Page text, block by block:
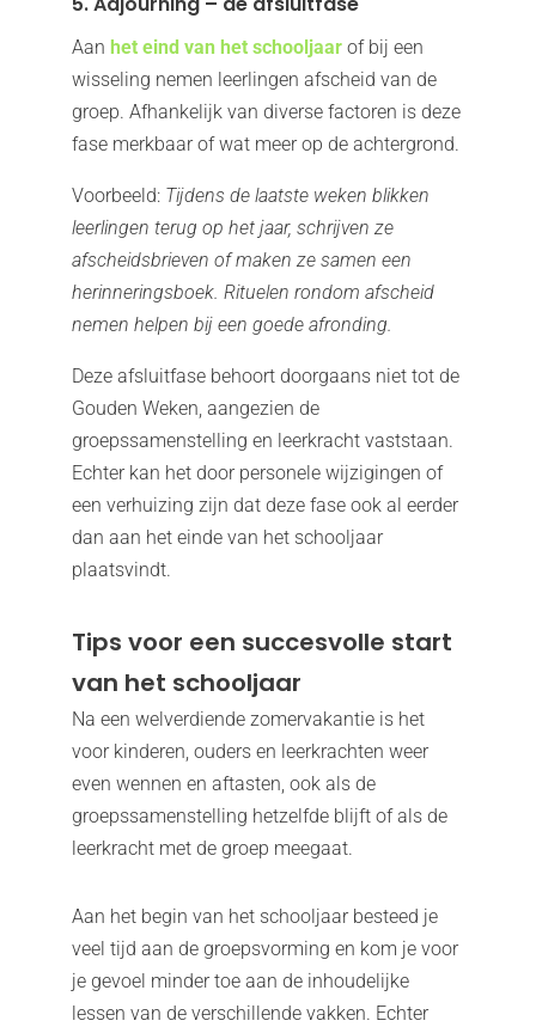
Aan het eind van het schooljaarof bij een
wisseling nemen leerlingen afscheid van de
groep. Afhankelijk van diverse factoren is deze
fase merkbaar of wat meer op de achtergrond.
Voorbeeld: Tijdens de laatste weken blikken
leerlingen terug op het jaar, schrijven ze
afscheidsbrieven of maken ze samen een
herinneringsboek. Rituelen rondom afscheid
nemen helpen bij een goede afronding.
Deze afsluitfase behoort doorgaans niet tot de
Gouden Weken, aangezien de
groepssamenstelling en leerkracht vaststaan.
Echter kan het door personele wijzigingen of
een verhuizing zijn dat deze fase ook al eerder
dan aan het einde van het schooljaar
plaatsvindt.
Tips voor een succesvolle start
van het schooljaar
Na een welverdiende zomervakantie is het
voor kinderen, ouders en leerkrachten weer
even wennen en aftasten, ook als de
groepssamenstelling hetzelfde blijft of als de
leerkracht met de groep meegaat.
Aan het begin van het schooljaar besteed je
veel tijd aan de groepsvorming en kom je voor
je gevoel minder toe aan de inhoudelijke
lessen van de verschillende vakken. Echter